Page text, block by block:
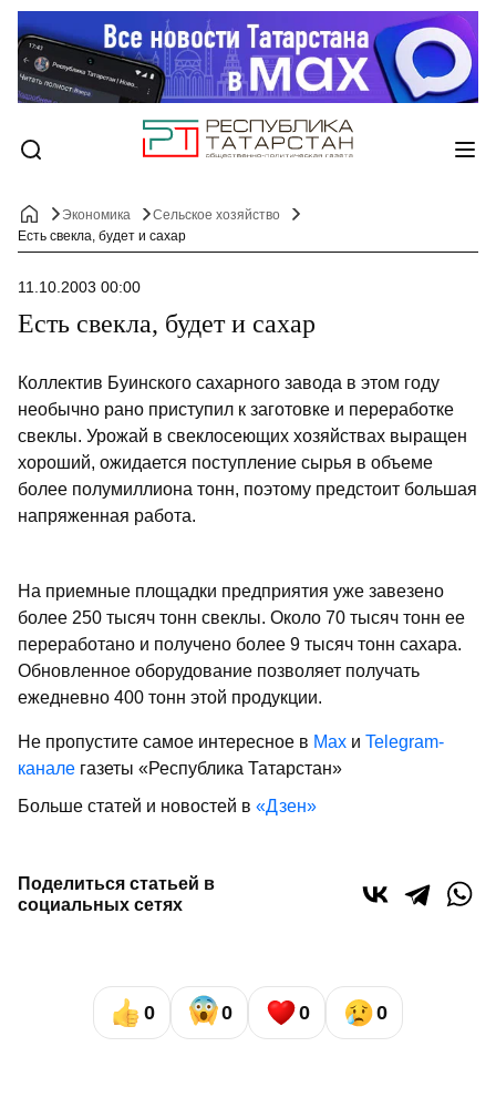
Экономика
Сельское хозяйство
Есть свекла, будет и сахар
11.10.2003 00:00
Есть свекла, будет и сахар
Коллектив Буинского сахарного завода в этом году
необычно рано приступил к заготовке и переработке
свеклы. Урожай в свеклосеющих хозяйствах выращен
хороший, ожидается поступление сырья в объеме
более полумиллиона тонн, поэтому предстоит большая
напряженная работа.
На приемные площадки предприятия уже завезено
более 250 тысяч тонн свеклы. Около 70 тысяч тонн ее
переработано и получено более 9 тысяч тонн сахара.
Обновленное оборудование позволяет получать
ежедневно 400 тонн этой продукции.
Не пропустите самое интересное в Max и Telegram-
канале газеты «Республика Татарстан»
Больше статей и новостей в «Дзен»
Поделиться статьей в
социальных сетях
0 0 0 0